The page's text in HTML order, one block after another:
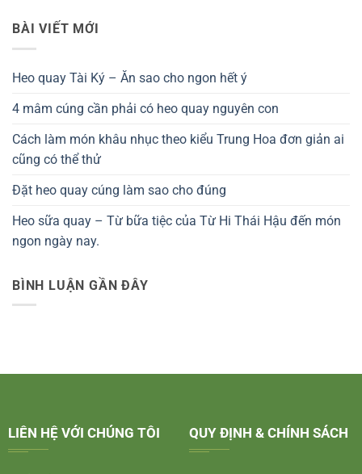
BÀI VIẾT MỚI
Heo quay Tài Ký – Ăn sao cho ngon hết ý
4 mâm cúng cần phải có heo quay nguyên con
Cách làm món khâu nhục theo kiểu Trung Hoa đơn giản ai
cũng có thể thử
Đặt heo quay cúng làm sao cho đúng
Heo sữa quay – Từ bữa tiệc của Từ Hi Thái Hậu đến món
ngon ngày nay.
BÌNH LUẬN GẦN ĐÂY
LIÊN HỆ VỚI CHÚNG TÔI QUY ĐỊNH & CHÍNH SÁCH